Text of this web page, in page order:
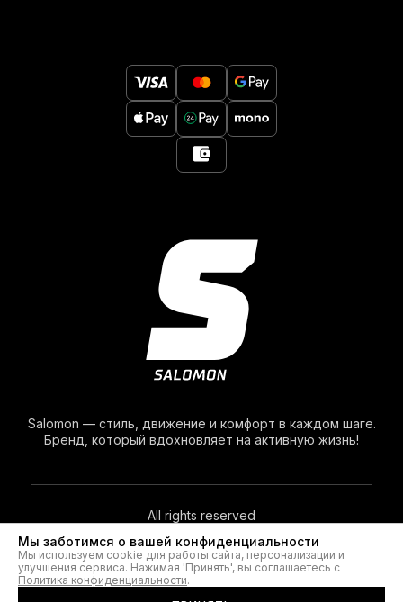
Salomon — стиль, движение и комфорт в каждом шаге.
Бренд, который вдохновляет на активную жизнь!
All rights reserved
© 2026. Salomon®
Мы заботимся о вашей конфиденциальности
Мы используем cookie для работы сайта, персонализации и
улучшения сервиса. Нажимая 'Принять', вы соглашаетесь с
Политика конфиденциальности.